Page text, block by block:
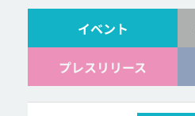
イベント
プレスリリース